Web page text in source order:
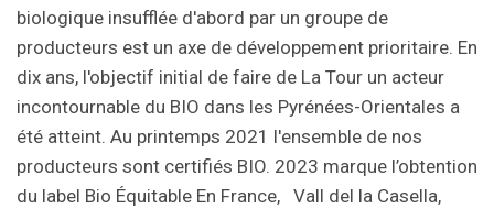
biologique insufflée d'abord par un groupe de
producteurs est un axe de développement prioritaire. En
dix ans, l'objectif initial de faire de La Tour un acteur
incontournable du BIO dans les Pyrénées-Orientales a
été atteint. Au printemps 2021 l'ensemble de nos
producteurs sont certifiés BIO. 2023 marque l’obtention
du label Bio Équitable En France, Vall del la Casella,